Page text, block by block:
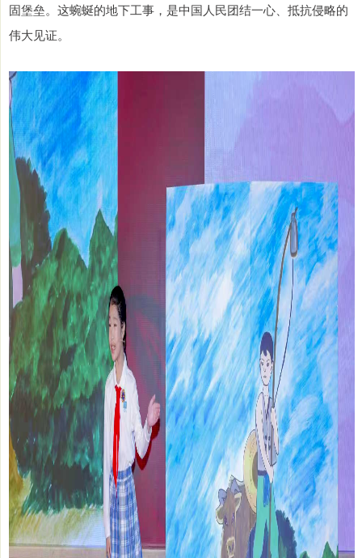
固堡垒。这蜿蜒的地下工事，是中国人民团结一心、抵抗侵略的
伟大见证。